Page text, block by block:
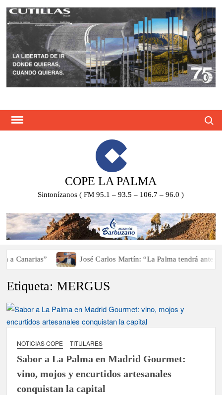
Saltar
contenido
COPE LA PALMA
Sintonízanos ( FM 95.1 – 93.5 – 106.7 – 96.0 )
Canarias” José Carlos Martín: “La Palma tendrá antes
Etiqueta:MERGUS
NOTICIAS COPE TITULARES
Sabor a La Palma en Madrid Gourmet:
vino, mojos y encurtidos artesanales
conquistan la capital